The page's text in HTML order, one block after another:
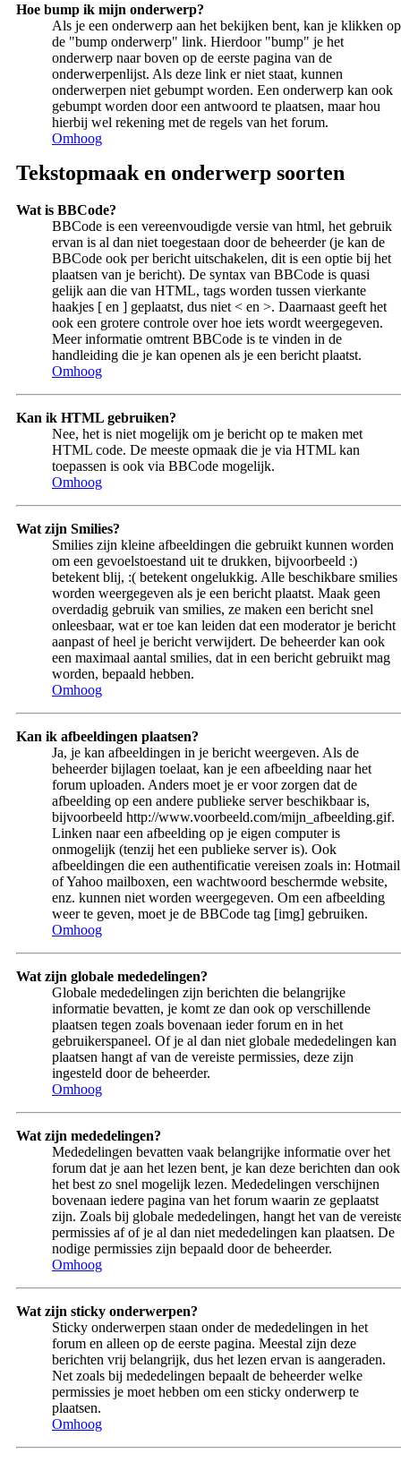
Hoe bump ik mijn onderwerp?
Als je een onderwerp aan het bekijken bent, kan je klikken op
de "bump onderwerp" link. Hierdoor "bump" je het
onderwerp naar boven op de eerste pagina van de
onderwerpenlijst. Als deze link er niet staat, kunnen
onderwerpen niet gebumpt worden. Een onderwerp kan ook
gebumpt worden door een antwoord te plaatsen, maar hou
hierbij wel rekening met de regels van het forum.
Omhoog
Tekstopmaak en onderwerp soorten
Wat is BBCode?
BBCode is een vereenvoudigde versie van html, het gebruik
ervan is al dan niet toegestaan door de beheerder (je kan de
BBCode ook per bericht uitschakelen, dit is een optie bij het
plaatsen van je bericht). De syntax van BBCode is quasi
gelijk aan die van HTML, tags worden tussen vierkante
haakjes [ en ] geplaatst, dus niet < en >. Daarnaast geeft het
ook een grotere controle over hoe iets wordt weergegeven.
Meer informatie omtrent BBCode is te vinden in de
handleiding die je kan openen als je een bericht plaatst.
Omhoog
Kan ik HTML gebruiken?
Nee, het is niet mogelijk om je bericht op te maken met
HTML code. De meeste opmaak die je via HTML kan
toepassen is ook via BBCode mogelijk.
Omhoog
Wat zijn Smilies?
Smilies zijn kleine afbeeldingen die gebruikt kunnen worden
om een gevoelstoestand uit te drukken, bijvoorbeeld :)
betekent blij, :( betekent ongelukkig. Alle beschikbare smilies
worden weergegeven als je een bericht plaatst. Maak geen
overdadig gebruik van smilies, ze maken een bericht snel
onleesbaar, wat er toe kan leiden dat een moderator je bericht
aanpast of heel je bericht verwijdert. De beheerder kan ook
een maximaal aantal smilies, dat in een bericht gebruikt mag
worden, bepaald hebben.
Omhoog
Kan ik afbeeldingen plaatsen?
Ja, je kan afbeeldingen in je bericht weergeven. Als de
beheerder bijlagen toelaat, kan je een afbeelding naar het
forum uploaden. Anders moet je er voor zorgen dat de
afbeelding op een andere publieke server beschikbaar is,
bijvoorbeeld http://www.voorbeeld.com/mijn_afbeelding.gif.
Linken naar een afbeelding op je eigen computer is
onmogelijk (tenzij het een publieke server is). Ook
afbeeldingen die een authentificatie vereisen zoals in: Hotmail
of Yahoo mailboxen, een wachtwoord beschermde website,
enz. kunnen niet worden weergegeven. Om een afbeelding
weer te geven, moet je de BBCode tag [img] gebruiken.
Omhoog
Wat zijn globale mededelingen?
Globale mededelingen zijn berichten die belangrijke
informatie bevatten, je komt ze dan ook op verschillende
plaatsen tegen zoals bovenaan ieder forum en in het
gebruikerspaneel. Of je al dan niet globale mededelingen kan
plaatsen hangt af van de vereiste permissies, deze zijn
ingesteld door de beheerder.
Omhoog
Wat zijn mededelingen?
Mededelingen bevatten vaak belangrijke informatie over het
forum dat je aan het lezen bent, je kan deze berichten dan ook
het best zo snel mogelijk lezen. Mededelingen verschijnen
bovenaan iedere pagina van het forum waarin ze geplaatst
zijn. Zoals bij globale mededelingen, hangt het van de
permissies af of je al dan niet mededelingen kan plaatsen. De
nodige permissies zijn bepaald door de beheerder.
Omhoog
Wat zijn sticky onderwerpen?
Sticky onderwerpen staan onder de mededelingen in het
forum en alleen op de eerste pagina. Meestal zijn deze
berichten vrij belangrijk, dus het lezen ervan is aangeraden.
Net zoals bij mededelingen bepaalt de beheerder welke
permissies je moet hebben om een sticky onderwerp te
plaatsen.
Omhoog